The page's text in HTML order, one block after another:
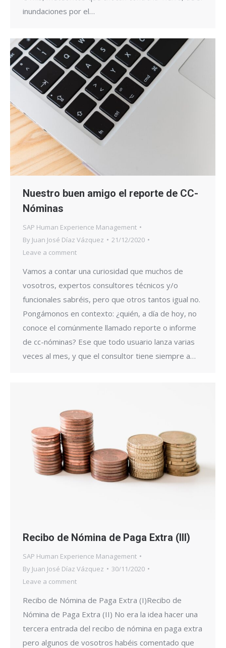
inundaciones por el…
Nuestro buen amigo el reporte de CC-
Nóminas
SAP Human Experience Management
By Juan José Díaz Vázquez
21/12/2020
Leave a comment
Vamos a contar una curiosidad que muchos de
vosotros, expertos consultores técnicos y/o
funcionales sabréis, pero que otros tantos igual no.
Pongámonos en contexto: ¿quién, a día de hoy, no
conoce el comúnmente llamado reporte o informe
de cc-nóminas? Ese que todo usuario lanza varias
veces al mes, y que el consultor tiene siempre a…
Recibo de Nómina de Paga Extra (III)
SAP Human Experience Management
By Juan José Díaz Vázquez
30/11/2020
Leave a comment
Recibo de Nómina de Paga Extra (I)Recibo de
Nómina de Paga Extra (II) No era la idea hacer una
tercera entrada del recibo de nómina en paga extra
pero algunos de vosotros habéis comentado que